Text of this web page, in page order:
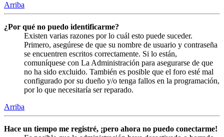
Arriba
¿Por qué no puedo identificarme?
Existen varias razones por lo cuál esto puede suceder.
Primero, asegúrese de que su nombre de usuario y contraseña
se encuentren escritos correctamente. Si lo están,
comuníquese con La Administración para asegurarse de que
no ha sido excluido. También es posible que el foro esté mal
configurado por su dueño y/o tenga fallos en la programación,
por lo que necesitaría ser reparado.
Arriba
Hace un tiempo me registré, ¡pero ahora no puedo conectarme!